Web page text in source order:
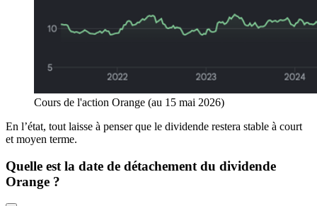
Cours de l'action Orange (au 15 mai 2026)
En l’état, tout laisse à penser que le dividende restera stable à court
et moyen terme.
Quelle est la date de détachement du dividende
Orange ?